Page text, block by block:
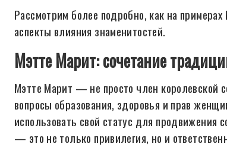
Рассмотрим более подробно, как на
аспекты влияния знаменитостей.
Мэтте Марит: сочетание
Мэтте Марит — не просто член королевской
вопросы образования, здоровья и прав
использовать свой статус для продвижения
— это не только привилегия, но и